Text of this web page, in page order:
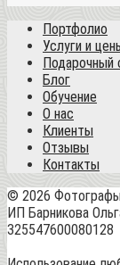
Портфолио
Услуги и
Подарочный
Блог
Обучение
О нас
Клиенты
Отзывы
Контакты
© 2026
ИП Барникова
325547600080128